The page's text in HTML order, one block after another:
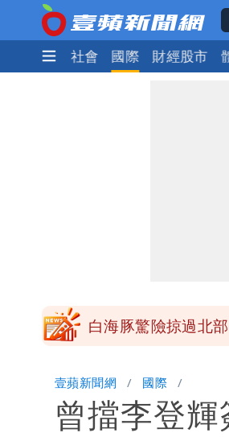
政治 社會 國際 財經股市
白海豚驚險掠過北
白海豚颱風逼近！
壹蘋新聞網 國際
曾擋李登